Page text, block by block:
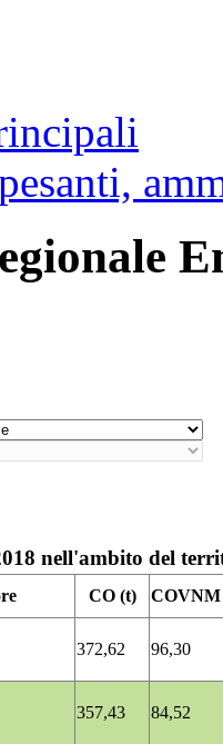
nell'ambito del
CO (t)
COVNM
372,62 96,30
357,43 84,52